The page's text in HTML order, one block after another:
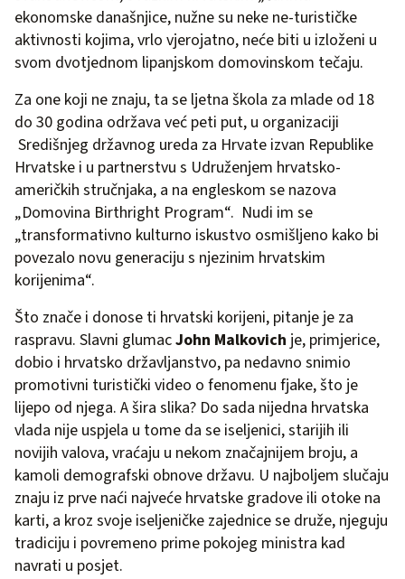
ekonomske današnjice, nužne su neke ne-turističke
aktivnosti kojima, vrlo vjerojatno, neće biti u izloženi u
svom dvotjednom lipanjskom domovinskom tečaju.
Za one koji ne znaju, ta se ljetna škola za mlade od 18
do 30 godina održava već peti put, u organizaciji
Središnjeg državnog ureda za Hrvate izvan Republike
Hrvatske i u partnerstvu s Udruženjem hrvatsko-
američkih stručnjaka, a na engleskom se nazova
„Domovina Birthright Program“. Nudi im se
„transformativno kulturno iskustvo osmišljeno kako bi
povezalo novu generaciju s njezinim hrvatskim
korijenima“.
Što znače i donose ti hrvatski korijeni, pitanje je za
raspravu. Slavni glumacJohn Malkovich je, primjerice,
dobio i hrvatsko državljanstvo, pa nedavno snimio
promotivni turistički video o fenomenu fjake, što je
lijepo od njega. A šira slika? Do sada nijedna hrvatska
vlada nije uspjela u tome da se iseljenici, starijih ili
novijih valova, vraćaju u nekom značajnijem broju, a
kamoli demografski obnove državu. U najboljem slučaju
znaju iz prve naći najveće hrvatske gradove ili otoke na
karti, a kroz svoje iseljeničke zajednice se druže, njeguju
tradiciju i povremeno prime pokojeg ministra kad
navrati u posjet.